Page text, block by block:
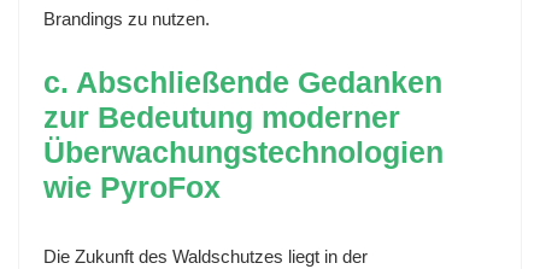
Brandings zu nutzen.
c. Abschließende Gedanken
zur Bedeutung moderner
Überwachungstechnologien
wie PyroFox
Die Zukunft des Waldschutzes liegt in der